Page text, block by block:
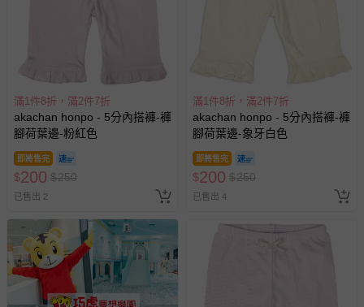
滿1件8折，滿2件7折
akachan honpo - 5分內搭褲-褲
腳荷葉邊-粉紅色
即將售完
$200 $250
已售出 2
滿1件8折，滿2件7折
akachan honpo - 5分內搭褲-褲
腳荷葉邊-象牙白色
即將售完
$200 $250
已售出 4